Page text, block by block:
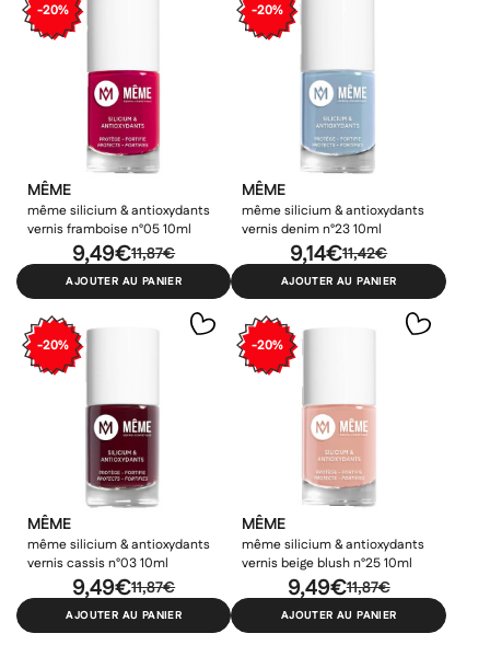
-20%
MÊME
même silicium & antioxydants
vernis framboise n°05 10ml
11,87€
9,49€
AJOUTER AU PANIER
-20%
MÊME
même silicium & antioxydants
vernis denim n°23 10ml
11,42€
9,14€
AJOUTER AU PANIER
-20%
MÊME
même silicium & antioxydants
vernis cassis n°03 10ml
11,87€
9,49€
AJOUTER AU PANIER
-20%
MÊME
même silicium & antioxydants
vernis beige blush n°25 10ml
11,87€
9,49€
AJOUTER AU PANIER